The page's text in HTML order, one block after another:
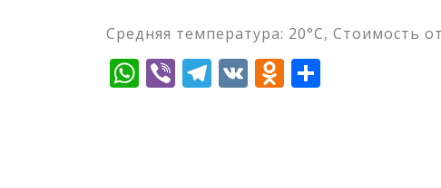
Средняя температура: 20°C, Стоимость
WhatsApp
ViberTelegram
VK